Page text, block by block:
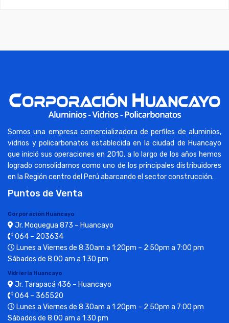
Somos una empresa comercializadora de perfiles de aluminios,
vidrios y policarbonatos establecida en la ciudad de Huancayo
que inició sus operaciones en 2010, a lo largo de los años hemos
logrado consolidarnos como uno de los principales distribuidores
en la Región centro del Perú abarcando el sector construcción.
Puntos de Venta
Corporación Huancayo
Jr. Moquegua 873 – Huancayo
064 – 203634
Lunes a Viernes de 8:30am a 1:20pm – 2:50pm a 7:00 pm
Sábados de 8:00 am a 1:30 pm
Vidrieria Huancayo
Jr. Tarapacá 436 – Huancayo
064 – 365520
Lunes a Viernes de 8:30am a 1:20pm – 2:50pm a 7:00 pm
Sábados de 8:00 am a 1:30 pm